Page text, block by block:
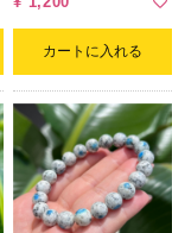
カートに入れる